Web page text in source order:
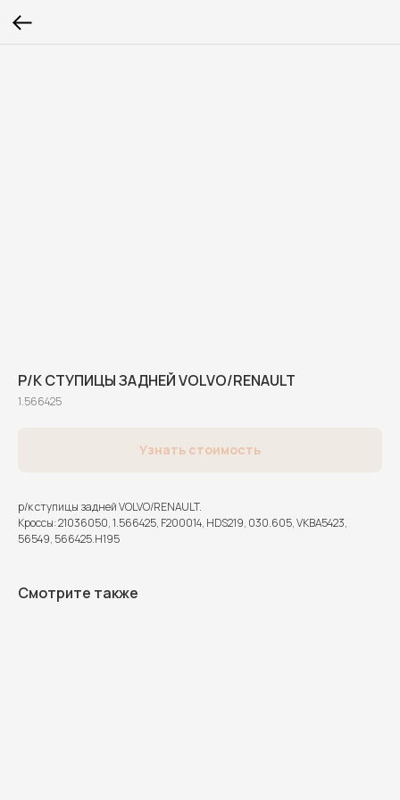
Р/К СТУПИЦЫ ЗАДНЕЙ VOLVO/RENAULT
1.566425
Узнать стоимость
р/к ступицы задней VOLVO/RENAULT.
Кроссы: 21036050, 1.566425, F200014, HDS219, 030.605, VKBA5423,
56549, 566425.H195
Смотрите также